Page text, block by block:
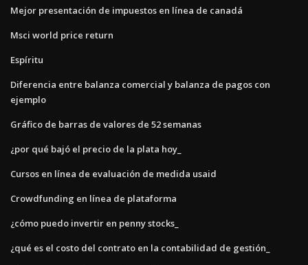
Mejor presentación de impuestos en línea de canadá
Msci world price return
Espíritu
Diferencia entre balanza comercial y balanza de pagos con
ejemplo
Gráfico de barras de valores de 52 semanas
¿por qué bajó el precio de la plata hoy_
Cursos en línea de evaluación de medida usaid
Crowdfunding en línea de plataforma
¿cómo puedo invertir en penny stocks_
¿qué es el costo del contrato en la contabilidad de gestión_